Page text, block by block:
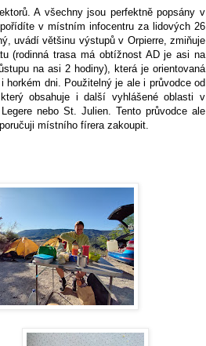
A všechny jsou perfektně popsány v
v místním infocentru za lidových 26
uvádí většinu výstupů v Orpierre, zmiňuje
(rodinná trasa má obtížnost AD je asi na
na asi 2 hodiny), která je orientovaná
dni. Použitelný je ale i průvodce od
obsahuje i další vyhlášené oblasti v
nebo St. Julien. Tento průvodce ale
místního fírera zakoupit.